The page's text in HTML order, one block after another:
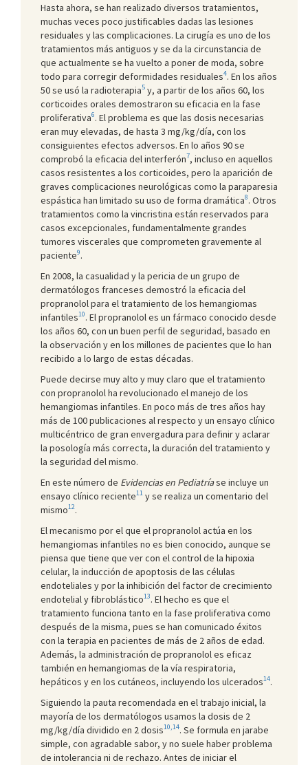
Hasta ahora, se han realizado diversos tratamientos,
muchas veces poco justificables dadas las lesiones
residuales y las complicaciones. La cirugía es uno de los
tratamientos más antiguos y se da la circunstancia de
que actualmente se ha vuelto a poner de moda, sobre
todo para corregir deformidades residuales4. En los años
50 se usó la radioterapia5 y, a partir de los años 60, los
corticoides orales demostraron su eficacia en la fase
proliferativa6. El problema es que las dosis necesarias
eran muy elevadas, de hasta 3 mg/kg/día, con los
consiguientes efectos adversos. En lo años 90 se
comprobó la eficacia del interferón7, incluso en aquellos
casos resistentes a los corticoides, pero la aparición de
graves complicaciones neurológicas como la paraparesia
espástica han limitado su uso de forma dramática8. Otros
tratamientos como la vincristina están reservados para
casos excepcionales, fundamentalmente grandes
tumores viscerales que comprometen gravemente al
paciente9.
En 2008, la casualidad y la pericia de un grupo de
dermatólogos franceses demostró la eficacia del
propranolol para el tratamiento de los hemangiomas
infantiles10. El propranolol es un fármaco conocido desde
los años 60, con un buen perfil de seguridad, basado en
la observación y en los millones de pacientes que lo han
recibido a lo largo de estas décadas.
Puede decirse muy alto y muy claro que el tratamiento
con propranolol ha revolucionado el manejo de los
hemangiomas infantiles. En poco más de tres años hay
más de 100 publicaciones al respecto y un ensayo clínico
multicéntrico de gran envergadura para definir y aclarar
la posología más correcta, la duración del tratamiento y
la seguridad del mismo.
En este número de Evidencias en Pediatríase incluye un
ensayo clínico reciente11 y se realiza un comentario del
mismo12.
El mecanismo por el que el propranolol actúa en los
hemangiomas infantiles no es bien conocido, aunque se
piensa que tiene que ver con el control de la hipoxia
celular, la inducción de apoptosis de las células
endoteliales y por la inhibición del factor de crecimiento
endotelial y fibroblástico13. El hecho es que el
tratamiento funciona tanto en la fase proliferativa como
después de la misma, pues se han comunicado éxitos
con la terapia en pacientes de más de 2 años de edad.
Además, la administración de propranolol es eficaz
también en hemangiomas de la vía respiratoria,
hepáticos y en los cutáneos, incluyendo los ulcerados14.
Siguiendo la pauta recomendada en el trabajo inicial, la
mayoría de los dermatólogos usamos la dosis de 2
mg/kg/día dividido en 2 dosis10,14. Se formula en jarabe
simple, con agradable sabor, y no suele haber problema
de intolerancia ni de rechazo. Antes de iniciar el